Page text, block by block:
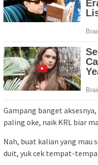
Gampang banget
paling oke, naik KRL biar
Nah, buat kalian yang mau
duit, yuk cek tempat-